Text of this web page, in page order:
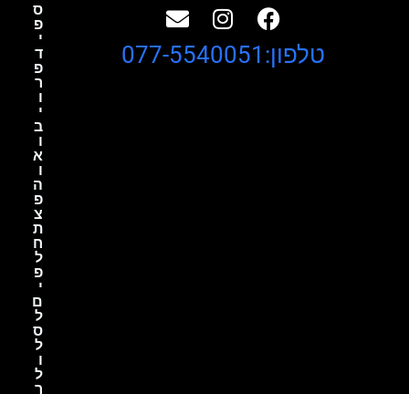
ס
פ
י
ד
פ
ר
ו
י
ב
ו
א
ו
ה
פ
צ
ת
ח
ל
פ
י
ם
ל
ס
ל
ו
ל
ר
טלפון:077-5540051